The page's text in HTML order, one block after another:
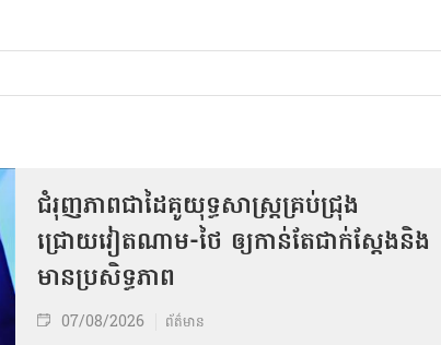
ជំរុញភាពជាដៃគូយុទ្ធសាស្ត្រគ្រប់ជ្រុង
ជ្រោយវៀតណាម-ថៃ ឲ្យកាន់តែជាក់ស្ដែងនិង
មានប្រសិទ្ធភាព
07/08/2026 ព័ត៌មាន